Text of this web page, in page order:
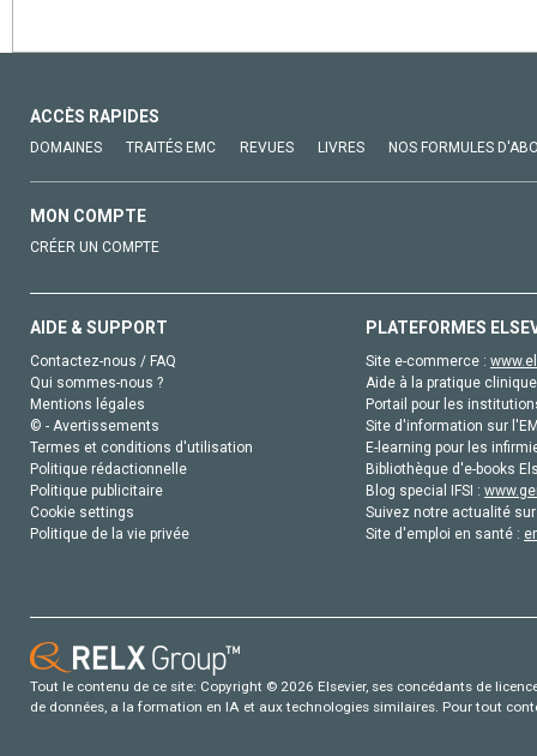
ACCÈS RAPIDES
DOMAINES TRAITÉS EMC REVUES LIVRES NOS FORMULES
MON COMPTE
CRÉER UN COMPTE
AIDE & SUPPORT
Contactez-nous / FAQ
Qui sommes-nous ?
Mentions légales
© - Avertissements
Termes et conditions d'utilisation
Politique rédactionnelle
Politique publicitaire
Cookie settings
Politique de la vie privée
PLATEFORMES
Site e-commerce :
Aide à la pratique
Portail pour les
Site d'information sur
E-learning pour les
Bibliothèque d'e-books
Blog special IFSI :
Suivez notre actualité
Site d'emploi en santé :
Tout le contenu de ce site: Copyright © 2026 Elsevier, ses concédants de
de données, a la formation en IA et aux technologies similaires. Pour tout